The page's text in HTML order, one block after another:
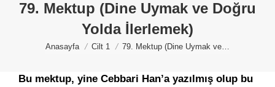
79. Mektup (Dine Uymak ve Doğru
Yolda İlerlemek)
You are here:
Anasayfa Cilt 1 79. Mektup (Dine Uymak ve…
Bu mektup, yine Cebbari Han’a yazılmış olup bu